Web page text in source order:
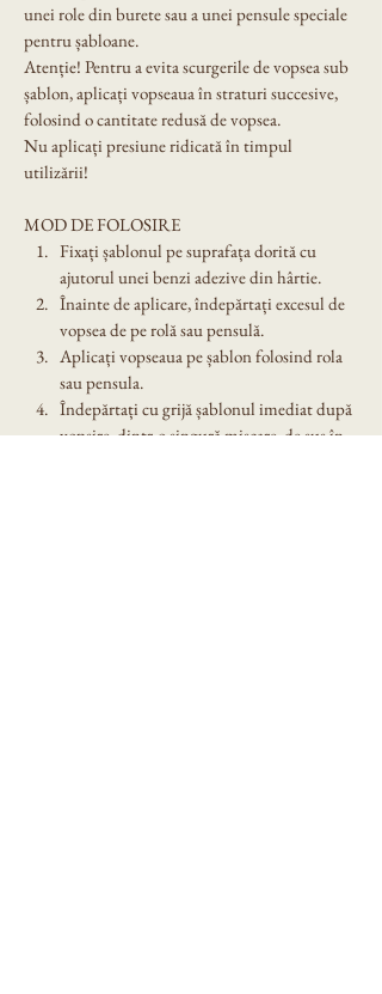
unei role din burete sau a unei pensule speciale
pentru șabloane.
Atenție! Pentru a evita scurgerile de vopsea sub
șablon, aplicați vopseaua în straturi succesive,
folosind o cantitate redusă de vopsea.
Nu aplicați presiune ridicată în timpul
utilizării!
MOD DE FOLOSIRE
Fixați șablonul pe suprafața dorită cu
ajutorul unei benzi adezive din hârtie.
Înainte de aplicare, îndepărtați excesul de
vopsea de pe rolă sau pensulă.
Aplicați vopseaua pe șablon folosind rola
sau pensula.
Îndepărtați cu grijă șablonul imediat după
vopsire, dintr-o singură mișcare, de sus în